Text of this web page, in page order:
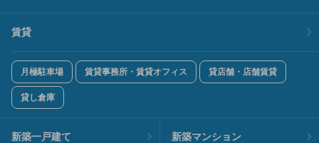
賃貸
月極駐車場 賃貸事務所・賃貸オフィス 貸店舗・店舗賃貸
貸し倉庫
新築一戸建て 新築マンション